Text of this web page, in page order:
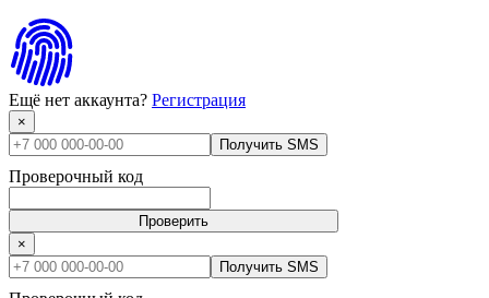
Ещё нет аккаунта? Регистрация
×
Получить SMS
Проверочный код
Проверить
×
Получить SMS